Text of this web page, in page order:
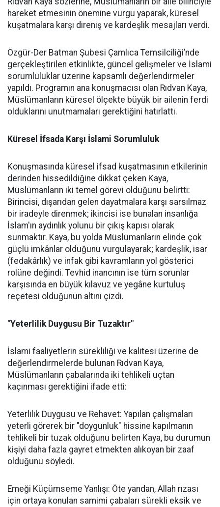
hareket etmesinin önemine vurgu yaparak, küresel
kuşatmalara karşı direniş ve kardeşlik mesajları verdi.
Özgür-Der Batman Şubesi Çamlıca Temsilciliği’nde
gerçekleştirilen etkinlikte, güncel gelişmeler ve İslami
sorumluluklar üzerine kapsamlı değerlendirmeler
yapıldı. Programın ana konuşmacısı olan Rıdvan Kaya,
Müslümanların küresel ölçekte büyük bir ailenin ferdi
olduklarını unutmamaları gerektiğini hatırlattı.
Küresel İfsada Karşı İslami Sorumluluk
Konuşmasında küresel ifsad kuşatmasının etkilerinin
derinden hissedildiğine dikkat çeken Kaya,
Müslümanların iki temel görevi olduğunu belirtti:
Birincisi, dışarıdan gelen dayatmalara karşı sarsılmaz
bir iradeyle direnmek; ikincisi ise bunalan insanlığa
İslam'ın aydınlık yolunu bir çıkış kapısı olarak
sunmaktır. Kaya, bu yolda Müslümanların elinde çok
güçlü imkânlar olduğunu vurgulayarak; kardeşlik, isar
(fedakârlık) ve infak gibi kavramların yol gösterici
rolüne değindi. Tevhid inancının ise tüm sorunlar
karşısında en büyük kılavuz ve yegâne kurtuluş
reçetesi olduğunun altını çizdi.
"Yeterlilik Duygusu Bir Tuzaktır"
İslami faaliyetlerin sürekliliği ve kalitesi üzerine de
değerlendirmelerde bulunan Rıdvan Kaya,
Müslümanların çabalarında iki tehlikeli uçtan
kaçınması gerektiğini ifade etti:
Yeterlilik Duygusu ve Rehavet: Yapılan çalışmaları
yeterli görerek bir "doygunluk" hissine kapılmanın
tehlikeli bir tuzak olduğunu belirten Kaya, bu durumun
kişiyi daha fazla gayret etmekten alıkoyan bir zaaf
olduğunu söyledi.
Emeği Küçümseme Yanlışı: Öte yandan, Allah rızası
için ortaya konulan samimi çabaları sürekli eksik ve